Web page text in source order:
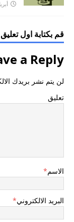
أبريل
قم بكتابة اول تعليق
a Reply
لن يتم نشر بريدك
تعليق
الاسم*
البريد الالكتروني*